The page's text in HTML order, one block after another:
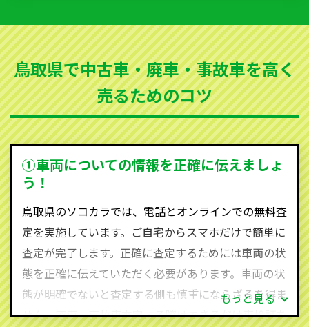
など動かない車、水害車、不動車、乗らなくなってし
まった車、車検が切れて動かすことができない車でも
買取可能です。
ソコカラは世界１１０か国に独自の販売ネットワーク
を持ち、国内に自社物流網、自社ヤードをもっている
ため、中間マージンがかかりません。だから高価買取
を実現し、お客様に利益を還元することができるので
す。
590-870）までお問い合わせ下さい。
査定・ご相談・見積もりはすべて無料で行います。安
心してお問い合わせください。
鳥取県で中古車・廃車・事故車を高く
売るためのコツ
①車両についての情報を正確に伝えましょ
う！
鳥取県のソコカラでは、電話とオンラインでの無料査
定を実施しています。ご自宅からスマホだけで簡単に
査定が完了します。正確に査定するためには車両の状
態を正確に伝えていただく必要があります。車両の状
態が明確でないと査定する側も慎重にならざるを得ま
せん。廃車・事故車査定する際はできるだけ車検証を
もっと見る